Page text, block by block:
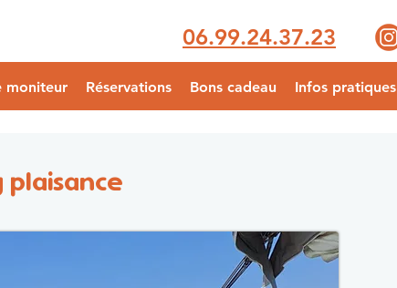
moniteur Réservations Bons cadeau Infos pratiques
06.99.24.37.23
plaisance